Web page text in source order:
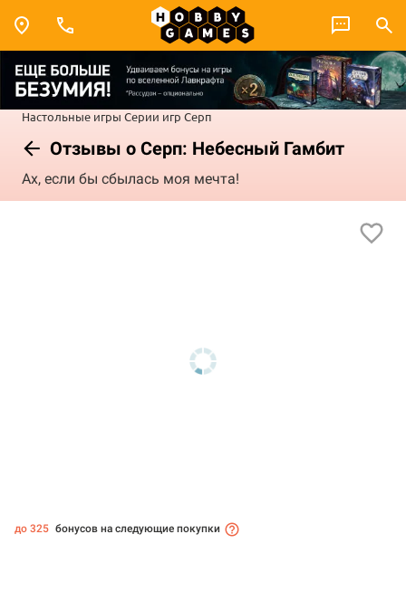
Настольные игры Серии игр Серп
Отзывы о Серп: Небесный Гамбит
Ах, если бы сбылась моя мечта!
до 325 бонусов на следующие покупки